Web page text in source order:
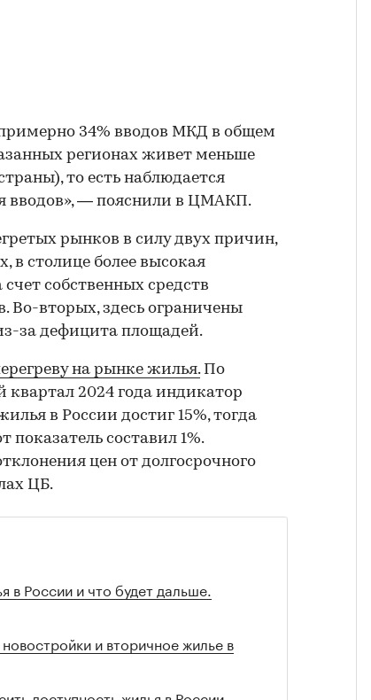
34% вводов МКД в общем
регионах живет меньше
то есть наблюдается
вводов», — пояснили в ЦМАКП.
рынков в силу двух причин,
в столице более высокая
собственных средств
Во-вторых, здесь ограничены
за дефицита площадей.
на рынке жилья.По
2024 года индикатор
в России достиг 15%, тогда
показатель составил 1%.
цен от долгосрочного
ЦБ.
в России и что будет дальше.
и вторичное жилье в